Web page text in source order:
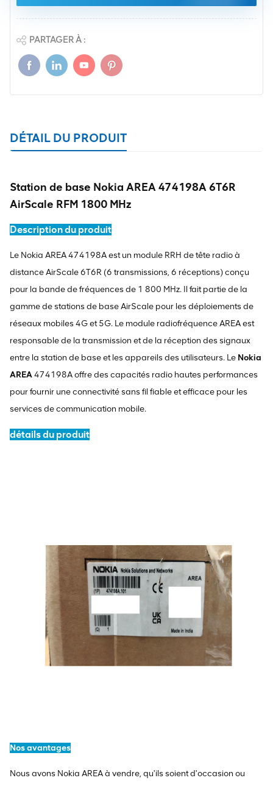
PARTAGER À :
DÉTAIL DU PRODUIT
Station de base Nokia AREA 474198A 6T6R
AirScale RFM 1800 MHz
Description du produit
Le Nokia AREA 474198A est un module RRH de tête radio à
distance AirScale 6T6R (6 transmissions, 6 réceptions) conçu
pour la bande de fréquences de 1 800 MHz. Il fait partie de la
gamme de stations de base AirScale pour les déploiements de
réseaux mobiles 4G et 5G. Le module radiofréquence AREA est
responsable de la transmission et de la réception des signaux
entre la station de base et les appareils des utilisateurs. Le Nokia
AREA474198A offre des capacités radio hautes performances
pour fournir une connectivité sans fil fiable et efficace pour les
services de communication mobile.
détails du produit
Nos avantages
Nous avons Nokia AREA à vendre, qu'ils soient d'occasion ou